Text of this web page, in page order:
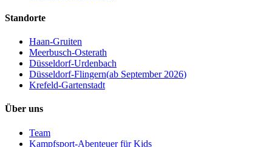
Standorte
Haan-Gruiten
Meerbusch-Osterath
Düsseldorf-Urdenbach
Düsseldorf-Flingern(ab September 2026)
Krefeld-Gartenstadt
Über uns
Team
Kampfsport-Abenteuer für Kids